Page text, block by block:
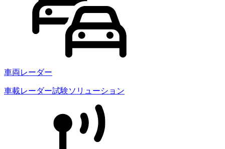
車両レーダー
車載レーダー試験ソリューション